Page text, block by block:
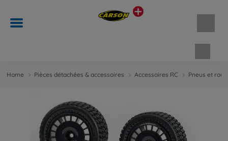
Home Pièces détachées & accessoires Accessoires RC Pneus et